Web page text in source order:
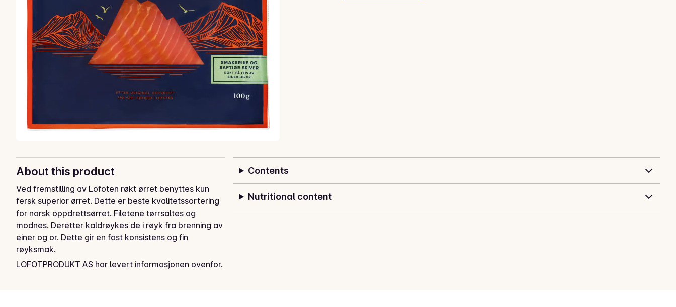
About this product
Ved fremstilling av Lofoten røkt ørret benyttes kun
fersk superior ørret. Dette er beste kvalitetssortering
for norsk oppdrettsørret. Filetene tørrsaltes og
modnes. Deretter kaldrøykes de i røyk fra brenning av
einer og or. Dette gir en fast konsistens og fin
røyksmak.
Lofoten Einerrøkt Ørret er saftige og smaksrike skiver
LOFOTPRODUKT AS har levert informasjonen ovenfor.
Contents
Nutritional content